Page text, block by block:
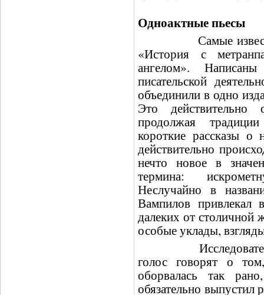
Одноактные пьесы
Самые известные
«История с
ангелом».
писательской
объединили в одно
Это действительно
продолжая
короткие рассказы о
действительно
нечто новое в
термина:
Неслучайно в
Вампилов привлекал
далеких от столичной
особые уклады,
Исследователи
голос говорят о
оборвалась так
обязательно выпустил